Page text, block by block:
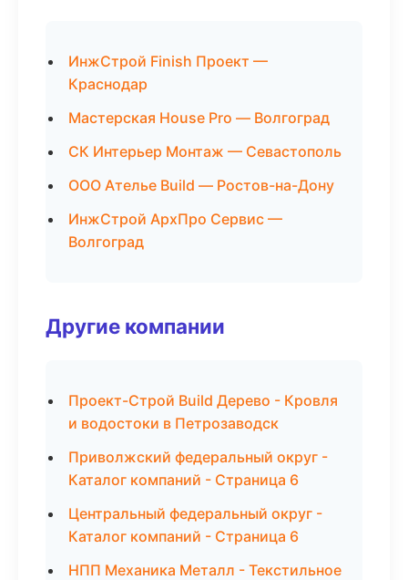
ИнжСтрой Finish Проект —
Краснодар
Мастерская House Pro — Волгоград
СК Интерьер Монтаж — Севастополь
ООО Ателье Build — Ростов-на-Дону
ИнжСтрой АрхПро Сервис —
Волгоград
Другие компании
Проект-Строй Build Дерево - Кровля
и водостоки в Петрозаводск
Приволжский федеральный округ -
Каталог компаний - Страница 6
Центральный федеральный округ -
Каталог компаний - Страница 6
НПП Механика Металл - Текстильное